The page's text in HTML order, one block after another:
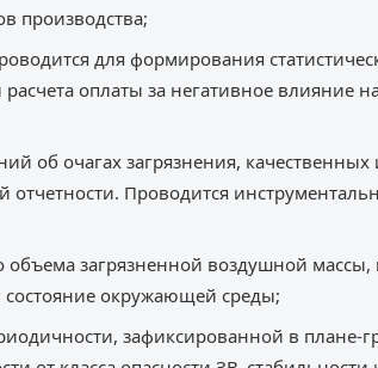
производства;
для формирования
оплаты за негативное влияние
об очагах загрязнения,
отчетности. Проводится
объема загрязненной воздушной
состояние окружающей среды;
зафиксированной в плане-